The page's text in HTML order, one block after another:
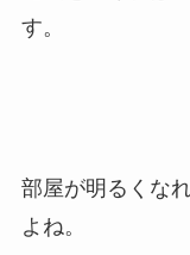
す。
部屋が明るくな
よね。